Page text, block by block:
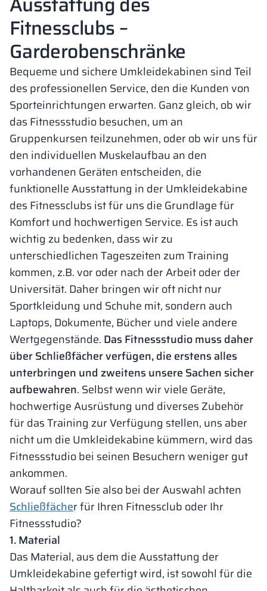
Fitnessclubs –
Garderobenschränke
Bequeme und sichere Umkleidekabinen sind Teil
des professionellen Service, den die Kunden von
Sporteinrichtungen erwarten. Ganz gleich, ob wir
das Fitnessstudio besuchen, um an
Gruppenkursen teilzunehmen, oder ob wir uns für
den individuellen Muskelaufbau an den
vorhandenen Geräten entscheiden, die
funktionelle Ausstattung in der Umkleidekabine
des Fitnessclubs ist für uns die Grundlage für
Komfort und hochwertigen Service. Es ist auch
wichtig zu bedenken, dass wir zu
unterschiedlichen Tageszeiten zum Training
kommen, z.B. vor oder nach der Arbeit oder der
Universität. Daher bringen wir oft nicht nur
Sportkleidung und Schuhe mit, sondern auch
Laptops, Dokumente, Bücher und viele andere
Wertgegenstände. Das Fitnessstudio muss daher
über Schließfächer verfügen, die erstens alles
unterbringen und zweitens unsere Sachen sicher
aufbewahren. Selbst wenn wir viele Geräte,
hochwertige Ausrüstung und diverses Zubehör
für das Training zur Verfügung stellen, uns aber
nicht um die Umkleidekabine kümmern, wird das
Fitnessstudio bei seinen Besuchern weniger gut
ankommen.
Worauf sollten Sie also bei der Auswahl achten
Schließfächer für Ihren Fitnessclub oder Ihr
Fitnessstudio?
1. Material
Das Material, aus dem die Ausstattung der
Umkleidekabine gefertigt wird, ist sowohl für die